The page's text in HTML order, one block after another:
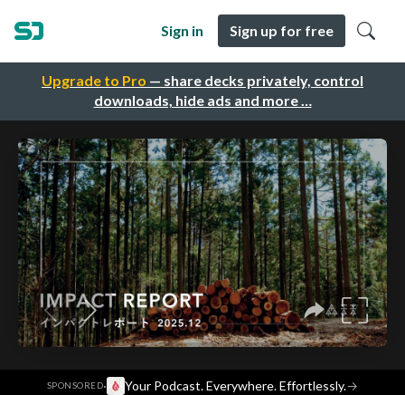
Upgrade to Pro — share decks privately, control
downloads, hide ads and more …
Sign in Sign up for free
SPONSORED· Your Podcast. Everywhere. Effortlessly.→